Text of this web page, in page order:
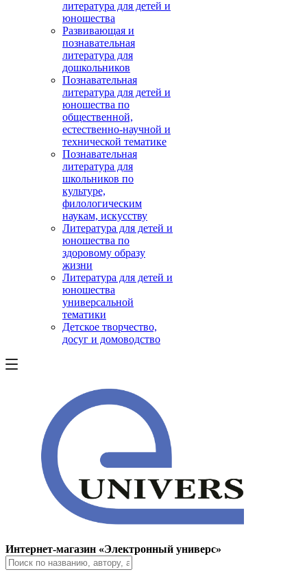
литература для детей и
юношества
Развивающая и
познавательная
литература для
дошкольников
Познавательная
литература для детей и
юношества по
общественной,
естественно-научной и
технической тематике
Познавательная
литература для
школьников по
культуре,
филологическим
наукам, искусству
Литература для детей и
юношества по
здоровому образу
жизни
Литература для детей и
юношества
универсальной
тематики
Детское творчество,
досуг и домоводство
Интернет-магазин «Электронный универс»